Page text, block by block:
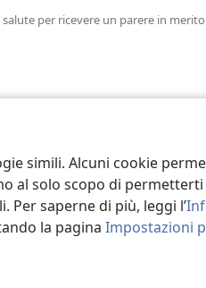
simili. Alcuni cookie
al solo scopo di
Per saperne di più, leggi l’
la pagina Impostazioni
per ricevere un parere in
D’USO| INFORMATIVA SULLA